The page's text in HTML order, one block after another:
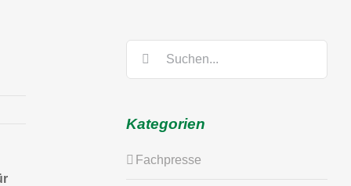
Kategorien
Fachpresse